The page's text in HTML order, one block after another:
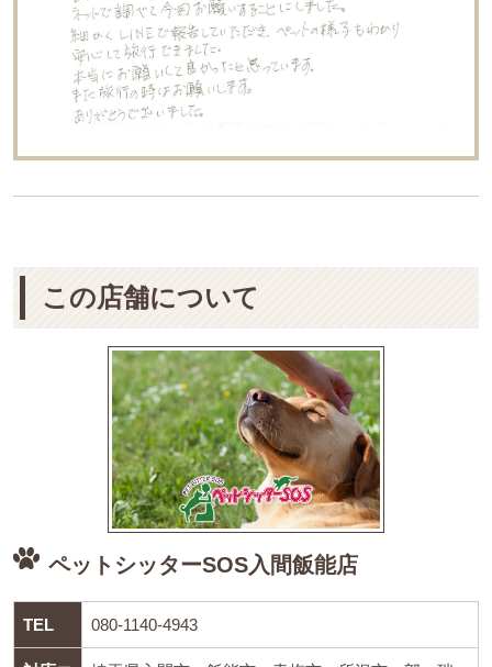
この店舗について
ペットシッターSOS入間飯能店
TEL 080-1140-4943